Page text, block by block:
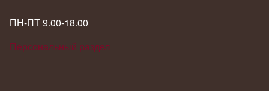
ПН-ПТ 9.00-18.00
Персональный раздел